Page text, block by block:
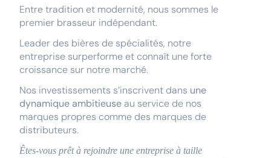
Entre tradition et modernité, nous sommes le
premier brasseur indépendant.
Leader des bières de spécialités, notre
entreprise surperforme et connaît une forte
croissance sur notre marché.
Nos investissements s’inscrivent dans une
dynamique ambitieuse au service de nos
marques propres comme des marques de
distributeurs.
Êtes-vous prêt à rejoindre une entreprise à taille